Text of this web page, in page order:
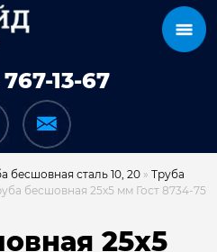
13-67
КАТАЛОГ
бесшовная сталь 10, 20 » Труба
бесшовная 25х5 мм Гост 8734-75
25х5